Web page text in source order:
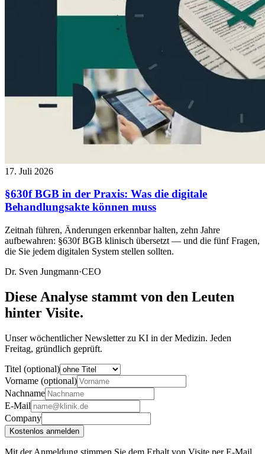
17. Juli 2026
§630f BGB in der Praxis: Was die digitale
Behandlungsakte können muss
Zeitnah führen, Änderungen erkennbar halten, zehn Jahre
aufbewahren: §630f BGB klinisch übersetzt — und die fünf Fragen,
die Sie jedem digitalen System stellen sollten.
Dr. Sven Jungmann·CEO
Diese Analyse stammt von den Leuten
hinter Visite.
Unser wöchentlicher Newsletter zu KI in der Medizin. Jeden
Freitag, gründlich geprüft.
Titel (optional)
Vorname (optional)
Nachname
E-Mail
Company
Kostenlos anmelden
Mit der Anmeldung stimmen Sie dem Erhalt von Visite per E-Mail